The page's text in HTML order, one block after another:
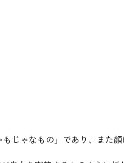
じゃなもの」であり、また